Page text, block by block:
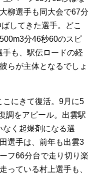
柳選手も同大会で67分
してきた選手。どこ
分46秒60のスピ
も、駅伝ロードの経
らが主体となるでしょ
にきて復活。9月に5
調をアピール。出雲駅
く起爆剤になる選
選手は、前年も出雲3
フ66分台で走り切り楽
っている村上選手も、